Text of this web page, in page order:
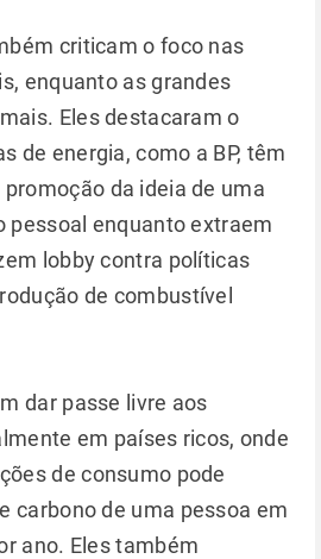
criticam o foco nas
enquanto as grandes
Eles destacaram o
de energia, como a BP, têm
da ideia de uma
pessoal enquanto extraem
lobby contra políticas
de combustível
dar passe livre aos
em países ricos, onde
de consumo pode
carbono de uma pessoa em
ano. Eles também